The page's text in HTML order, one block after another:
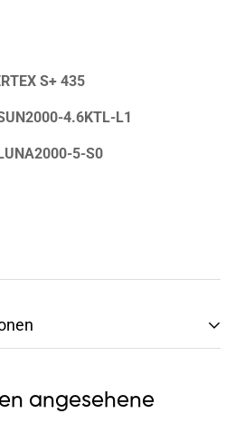
S+ 435
4.6KTL-L1
5-S0
(nach vorheriger
angesehene